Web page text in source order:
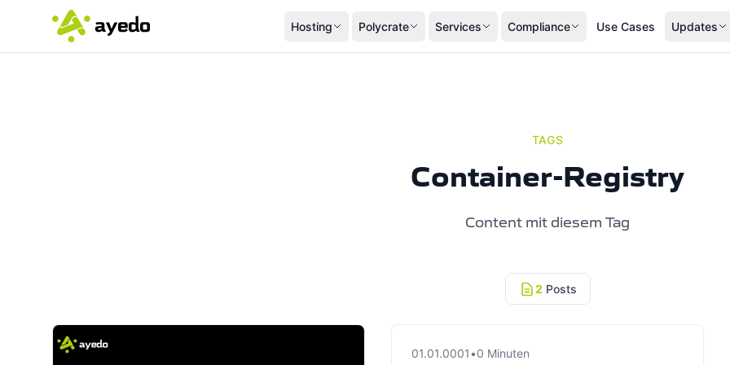
Hosting Polycrate Services Compliance Use Cases Updates
TAGS
Container-Registry
Content mit diesem Tag
2 Posts
01.01.0001 •0 Minuten